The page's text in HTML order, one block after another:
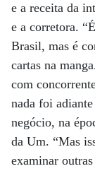
e a receita da
e a corretora.
Brasil, mas é
cartas na
com
nada foi
negócio, na
da Um. “Mas
examinar